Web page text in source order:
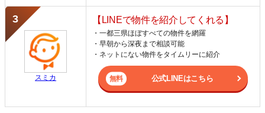
スミカ
【LINEで物件を紹介してくれる】
・一都三県ほぼすべての物件を網羅
・早朝から深夜まで相談可能
・ネットにない物件をタイムリーに紹介
公式LINEはこちら